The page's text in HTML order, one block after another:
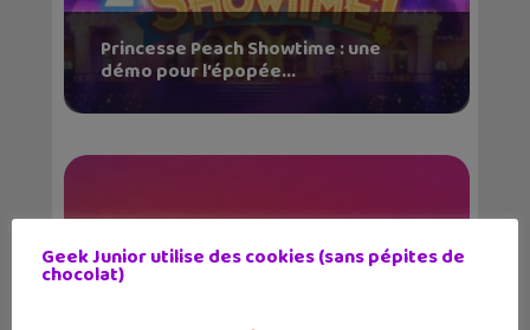
Princesse Peach Showtime : une
démo pour l’épopée...
Geek Junior utilise des cookies (sans pépites de
chocolat)